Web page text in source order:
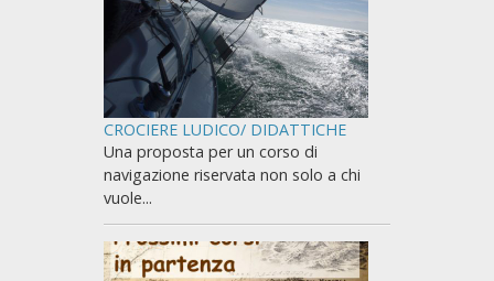
CROCIERE LUDICO/ DIDATTICHE
Una proposta per un corso di
navigazione riservata non solo a chi
vuole...